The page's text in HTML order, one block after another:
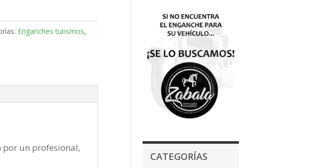
Enganches turismos,
por un profesional,
CATEGORÍAS